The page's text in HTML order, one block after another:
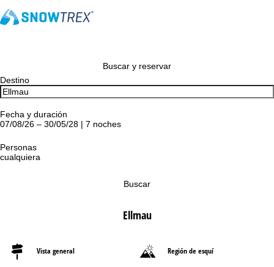
Buscar y reservar
Destino
Fecha y duración
07/08/26 – 30/05/28 | 7 noches
Personas
cualquiera
Buscar
Ellmau
Vista general Región de esquí